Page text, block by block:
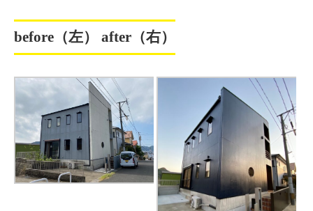
before（左） after（右）